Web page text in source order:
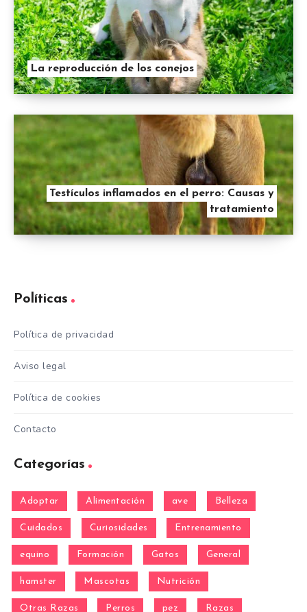
La reproducción de los conejos
Testículos inflamados en el perro: Causas y
tratamiento
Políticas
Política de privacidad
Aviso legal
Política de cookies
Contacto
Categorías
Adoptar Alimentación ave Belleza
Cuidados Curiosidades Entrenamiento
equino Formación Gatos General
hamster Mascotas Nutrición
Otras Razas Perros pez Razas